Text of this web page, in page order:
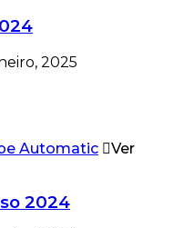
2025
Ver
2024